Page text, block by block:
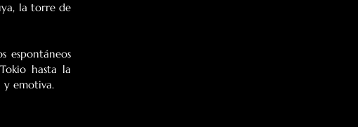
la torre de
espontáneos
hasta la
emotiva.